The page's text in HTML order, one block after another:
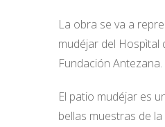
La obra se va a
mudéjar del Hospìtal
Fundación Antezana.
El patio mudéjar es
bellas muestras de